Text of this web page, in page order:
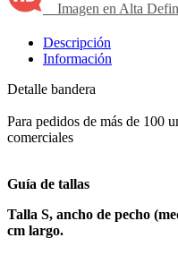
Imagen en Alta
Descripción
Información
Detalle bandera
Para pedidos de más de 100
comerciales
Guía de tallas
Talla S, ancho de pecho
cm largo.